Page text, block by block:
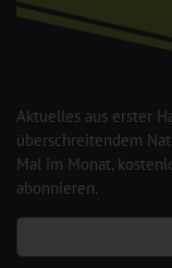
Aktuelles aus erster
überschreitendem
Mal im Monat,
abonnieren.